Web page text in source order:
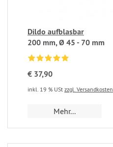
Dildo aufblasbar
200 mm, Ø 45 - 70 mm
€ 37,90
inkl. 19 % USt zzgl. Versandkosten
Mehr...